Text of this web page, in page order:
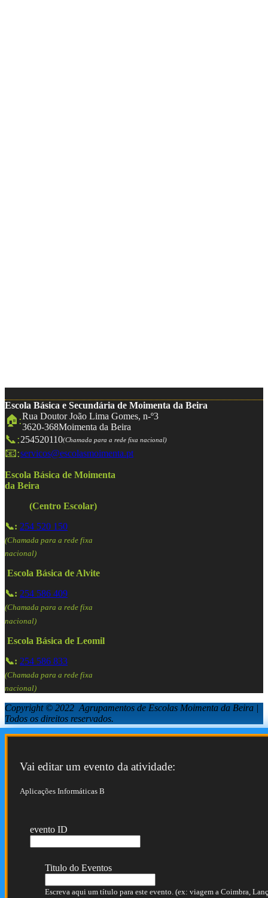
Escola Básica e Secundária de Moimenta da Beira
🏠:Rua Doutor João Lima Gomes, n-º3
3620-368Moimenta da Beira
📞:254520110(Chamada para a rede fixa nacional)
📧:servicos@escolasmoimenta.pt
Escola Básica de Moimenta
da Beira
(Centro Escolar)
📞: 254 520 150
(Chamada para a rede fixa
nacional)
Escola Básica de Alvite
📞: 254 586 409
(Chamada para a rede fixa
nacional)
Escola Básica de Leomil
📞: 254 586 833
(Chamada para a rede fixa
nacional)
Copyright © 2022 Agrupamentos de Escolas Moimenta da Beira |
Todos os direitos reservados.
Vai editar um evento da atividade:
Aplicações Informáticas B
evento ID
Titulo do Eventos
Escreva aqui um título para este evento. (ex: viagem a Coimbra,